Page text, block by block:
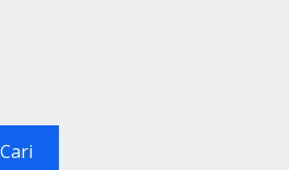
Cari